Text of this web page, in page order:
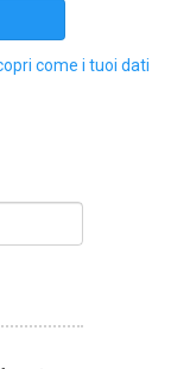
come i tuoi dati